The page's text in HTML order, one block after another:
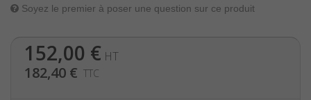
Soyez le premier à poser une question sur ce produit
152,00 € HT
182,40 € TTC